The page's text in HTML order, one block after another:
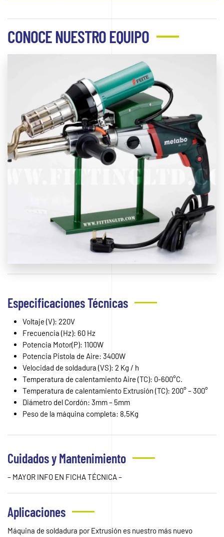
CONOCE NUESTRO EQUIPO
Especificaciones Técnicas
Voltaje (V): 220V
Frecuencia (Hz): 60 Hz
Potencia Motor(P): 1100W
Potencia Pistola de Aire: 3400W
Velocidad de soldadura (VS): 2 Kg / h
Temperatura de calentamiento Aire (TC): 0-600°C.
Temperatura de calentamiento Extrusión (TC): 200° – 300°
Diámetro del Cordón: 3mm – 5mm
Peso de la máquina completa: 8,5Kg
Cuidados y Mantenimiento
– MAYOR INFO EN FICHA TÉCNICA –
Aplicaciones
Máquina de soldadura por Extrusión es nuestro más nuevo